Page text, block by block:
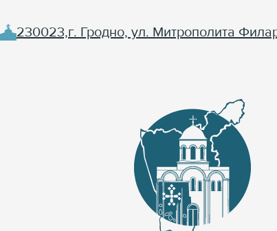
230023,г. Гродно, ул. Митрополита